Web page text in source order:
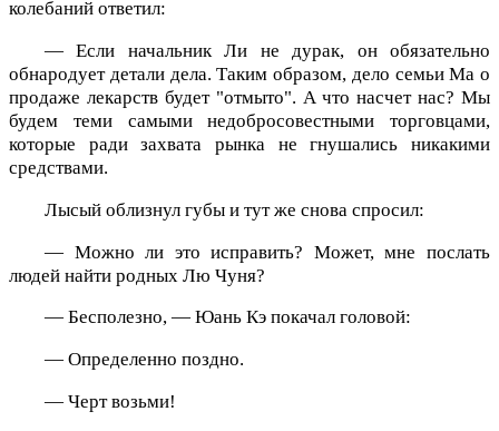
колебаний ответил:
— Если начальник Ли не дурак, он обязательно
обнародует детали дела. Таким образом, дело семьи Ма о
продаже лекарств будет "отмыто". А что насчет нас? Мы
будем теми самыми недобросовестными торговцами,
которые ради захвата рынка не гнушались никакими
средствами.
Лысый облизнул губы и тут же снова спросил:
— Можно ли это исправить? Может, мне послать
людей найти родных Лю Чуня?
— Бесполезно, — Юань Кэ покачал головой:
— Определенно поздно.
— Черт возьми!